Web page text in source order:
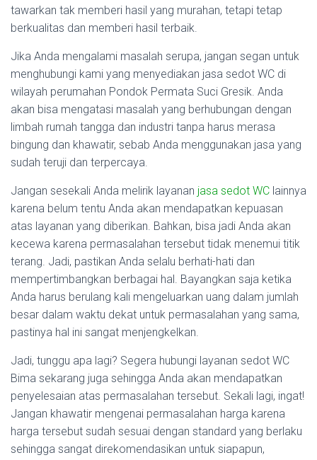
tawarkan tak memberi hasil yang murahan, tetapi tetap
berkualitas dan memberi hasil terbaik.
Jika Anda mengalami masalah serupa, jangan segan untuk
menghubungi kami yang menyediakan jasa sedot WC di
wilayah perumahan Pondok Permata Suci Gresik. Anda
akan bisa mengatasi masalah yang berhubungan dengan
limbah rumah tangga dan industri tanpa harus merasa
bingung dan khawatir, sebab Anda menggunakan jasa yang
sudah teruji dan terpercaya.
Jangan sesekali Anda melirik layanan jasa sedot WC lainnya
karena belum tentu Anda akan mendapatkan kepuasan
atas layanan yang diberikan. Bahkan, bisa jadi Anda akan
kecewa karena permasalahan tersebut tidak menemui titik
terang. Jadi, pastikan Anda selalu berhati-hati dan
mempertimbangkan berbagai hal. Bayangkan saja ketika
Anda harus berulang kali mengeluarkan uang dalam jumlah
besar dalam waktu dekat untuk permasalahan yang sama,
pastinya hal ini sangat menjengkelkan.
Jadi, tunggu apa lagi? Segera hubungi layanan sedot WC
Bima sekarang juga sehingga Anda akan mendapatkan
penyelesaian atas permasalahan tersebut. Sekali lagi, ingat!
Jangan khawatir mengenai permasalahan harga karena
harga tersebut sudah sesuai dengan standard yang berlaku
sehingga sangat direkomendasikan untuk siapapun,